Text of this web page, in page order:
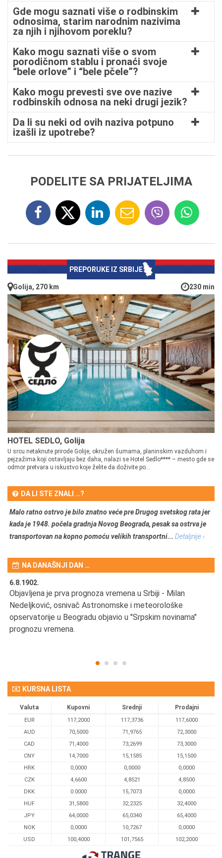
Gde mogu saznati više o rodbinskim
odnosima, starim narodnim nazivima
za njih i njihovom poreklu?
Kako mogu saznati više o svom
porodičnom stablu i pronaći svoje
“bele orlove” i “bele pčele”?
Kako mogu prevesti sve ove nazive
rodbinskih odnosa na neki drugi jezik?
Da li su neki od ovih naziva potpuno
izašli iz upotrebe?
PODELITE SA PRIJATELJIMA
PREPORUKE IZ SRBIJE
Golija, 270 km 230 min
HOTEL SEDLO, Golija
U srcu netaknute prirode Golije, okružen šumama, planinskim vazduhom i
pejzažima koji ostavljaju bez daha, nalazi se Hotel Sedlo**** – mesto gde se
odmor pretvara u iskustvo koje želite da doživite po...
DA LI STE ZNALI …?
Malo ratno ostrvo je bilo znatno veće pre Drugog svetskog rata jer
kada je 1948. počela gradnja Novog Beograda, pesak sa ostrva je
transportovan na kopno pomoću velikih transportni... Detaljnije ›
NA DANAŠNJI DAN …
6.8.1902.
Objavljena je prva prognoza vremena u Srbiji - Milan
Nedeljković, osnivač Astronomske i meteorološke
opservatorije u Beogradu objavio u "Srpskim novinama"
prognozu vremena.
KURSNA LISTA
Valuta Kupovni Srednji Prodajni
EUR 117,2000 117,3736
117,6000
AUD
70,5000 71,9765
72,3000
CAD
71,4000 73,2699
73,3000
CNY
14,7000 15,1585
15,1500
HRK
0,0000 0,0000
0,0000
CZK
4,6600 4,8521
4,8500
DKK
0.0000 15,7073
0,0000
HUF
31,5800 32,2325
32,4000
JPY
64,0000 65,0340
65,4000
NOK
0,0000 10,7267
0,0000
USD
100,4000 101,7565 102,2000